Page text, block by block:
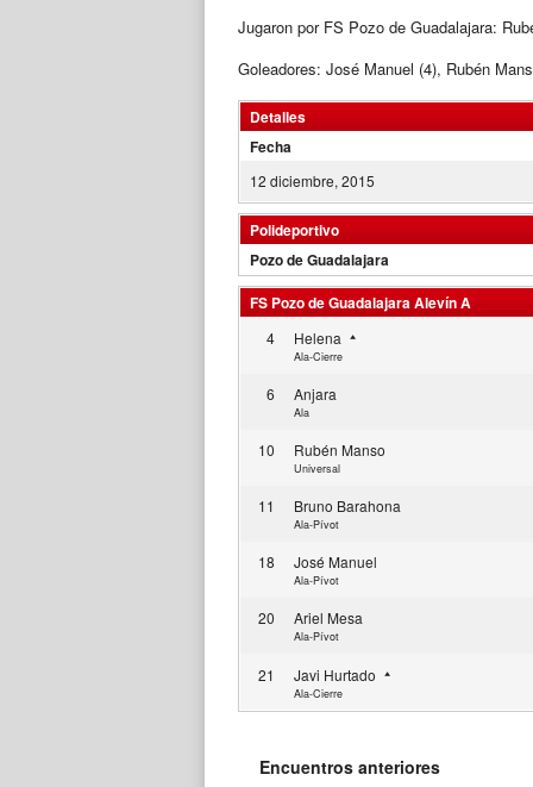
Jugaron por FS Pozo de Guadalajara:
Goleadores: José Manuel (4), Rubén
Detalles
Fecha
12 diciembre, 2015
Polideportivo
Pozo de Guadalajara
FS Pozo de Guadalajara Alevín A
4 Helena
Ala-Cierre
6 Anjara
Ala
10 Rubén Manso
Universal
11 Bruno Barahona
Ala-Pívot
18 José Manuel
Ala-Pívot
20 Ariel Mesa
Ala-Pívot
21 Javi Hurtado
Ala-Cierre
Encuentros anteriores